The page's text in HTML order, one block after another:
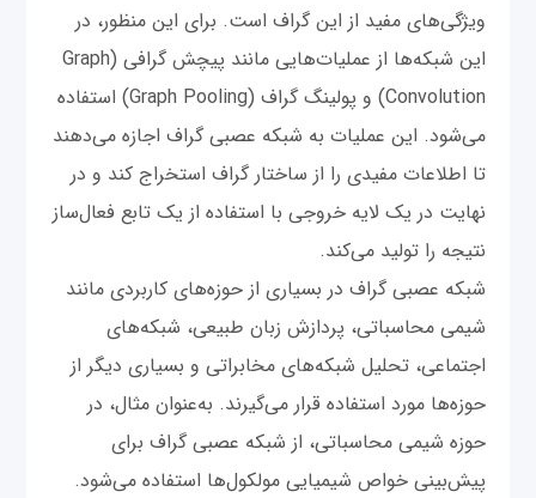
ویژگی‌های مفید از این گراف است. برای این منظور، در
این شبکه‌ها از عملیات‌هایی مانند پیچش گرافی (Graph
Convolution) و پولینگ گراف (Graph Pooling) استفاده
می‌شود. این عملیات‌ به شبکه عصبی گراف اجازه می‌دهند
تا اطلاعات مفیدی را از ساختار گراف استخراج کند و در
نهایت در یک لایه خروجی با استفاده از یک تابع فعال‌ساز
نتیجه را تولید می‌کند.
شبکه عصبی گراف در بسیاری از حوزه‌های کاربردی مانند
شیمی محاسباتی، پردازش زبان طبیعی، شبکه‌های
اجتماعی، تحلیل شبکه‌های مخابراتی و بسیاری دیگر از
حوزه‌ها مورد استفاده قرار می‌گیرند. به‌عنوان مثال، در
حوزه شیمی محاسباتی، از شبکه عصبی گراف برای
پیش‌بینی خواص شیمیایی مولکول‌ها استفاده می‌شود.